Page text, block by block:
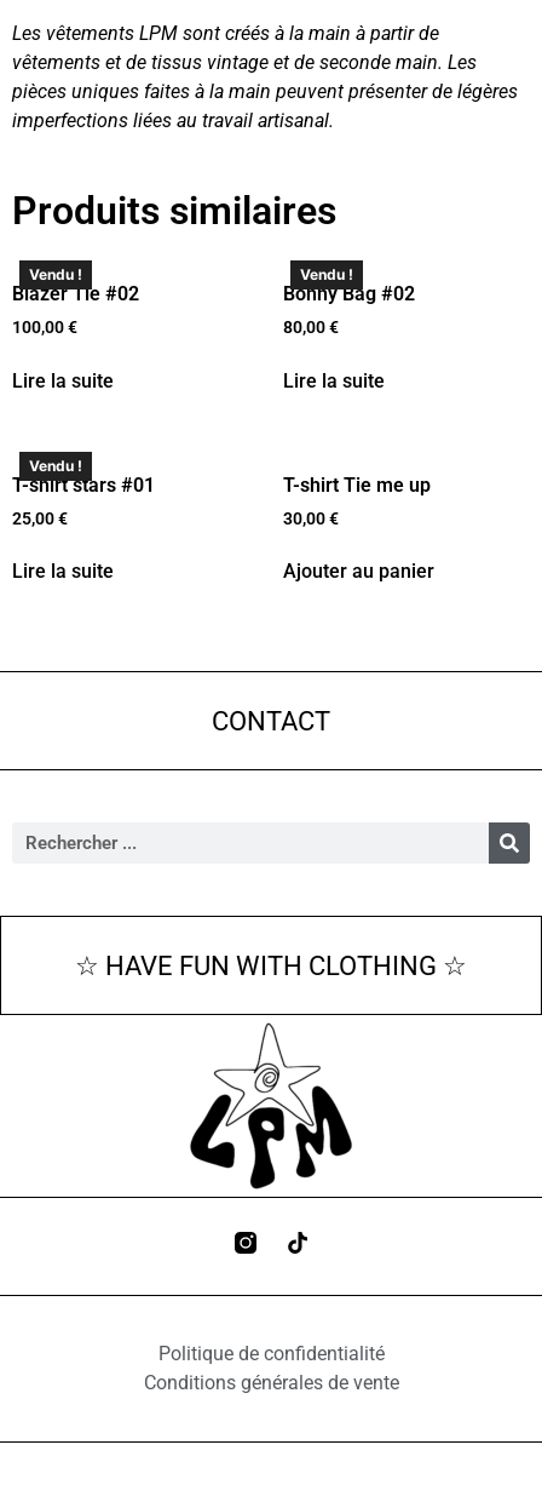
Les vêtements LPM sont créés à la main à partir de
vêtements et de tissus vintage et de seconde main. Les
pièces uniques faites à la main peuvent présenter de légères
imperfections liées au travail artisanal.
Produits similaires
Vendu !
Blazer Tie #02
100,00€
Lire la suite
Vendu !
Bonny Bag #02
80,00€
Lire la suite
Vendu !
T-shirt stars #01
25,00€
Lire la suite
T-shirt Tie me up
30,00€
Ajouter au panier
CONTACT
☆ HAVE FUN WITH CLOTHING ☆
Politique de confidentialité
Conditions générales de vente